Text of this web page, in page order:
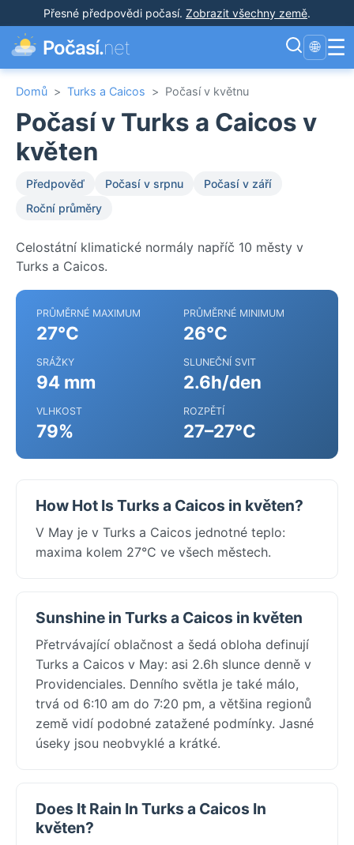
Přesné předpovědi počasí. Zobrazit všechny země.
Počasí.net 🌐 ☰
Domů > Turks a Caicos > Počasí v květnu
Počasí v Turks a Caicos v
květen
Předpověď Počasí v srpnu
Počasí v září
Roční průměry
Celostátní klimatické normály napříč 10 městy v
Turks a Caicos.
PRŮMĚRNÉ MAXIMUM
27°C
PRŮMĚRNÉ MINIMUM
26°C
SRÁŽKY
94 mm
SLUNEČNÍ SVIT
2.6h/den
VLHKOST
79%
ROZPĚTÍ
27–27°C
How Hot Is Turks a Caicos in květen?
V May je v Turks a Caicos jednotné teplo:
maxima kolem 27°C ve všech městech.
Sunshine in Turks a Caicos in květen
Přetrvávající oblačnost a šedá obloha definují
Turks a Caicos v May: asi 2.6h slunce denně v
Providenciales. Denního světla je také málo,
trvá od 6:10 am do 7:20 pm, a většina regionů
země vidí podobné zatažené podmínky. Jasné
úseky jsou neobvyklé a krátké.
Does It Rain In Turks a Caicos In
květen?